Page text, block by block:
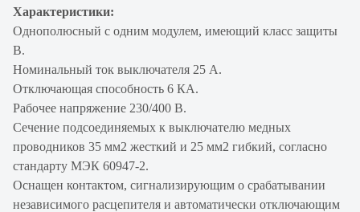
Характеристики:
Однополюсный с одним модулем, имеющий класс защиты
В.
Номинальный ток выключателя 25 А.
Отключающая способность 6 КА.
Рабочее напряжение 230/400 В.
Сечение подсоединяемых к выключателю медных
проводников 35 мм2 жесткий и 25 мм2 гибкий, согласно
стандарту МЭК 60947-2.
Оснащен контактом, сигнализирующим о срабатывании
независимого расцепителя и автоматически отключающим